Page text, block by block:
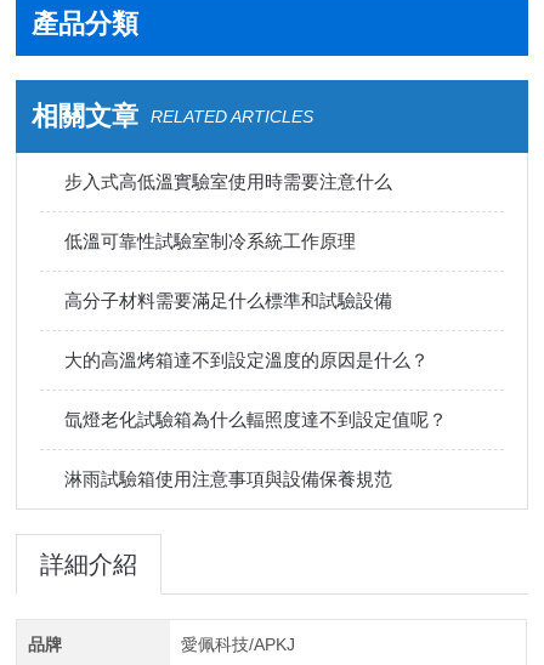
產品分類
相關文章 RELATED ARTICLES
步入式高低溫實驗室使用時需要注意什么
低溫可靠性試驗室制冷系統工作原理
高分子材料需要滿足什么標準和試驗設備
大的高溫烤箱達不到設定溫度的原因是什么？
氙燈老化試驗箱為什么輻照度達不到設定值呢？
淋雨試驗箱使用注意事項與設備保養規范
詳細介紹
品牌 愛佩科技/APKJ